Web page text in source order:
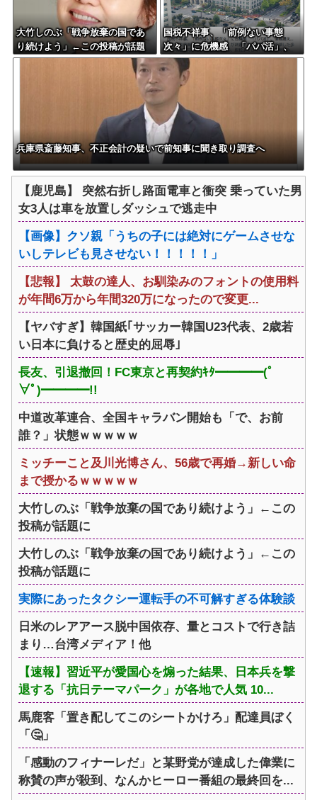
大竹しのぶ「戦争放棄の国であ
り続けよう」←この投稿が話題
に
国税不祥事、「前例ない事態
次々」に危機感 「パパ活」、
情報漏えいも
兵庫県斎藤知事、不正会計の疑いで前知事に聞き取り調査へ
【鹿児島】 突然右折し路面電車と衝突 乗っていた男
女3人は車を放置しダッシュで逃走中
【画像】クソ親「うちの子には絶対にゲームさせな
いしテレビも見させない！！！！！」
【悲報】 太鼓の達人、お馴染みのフォントの使用料
が年間6万から年間320万になったので変更...
【ヤバすぎ】韓国紙｢サッカー韓国U23代表、2歳若
い日本に負けると歴史的屈辱｣
長友、引退撤回！FC東京と再契約ｷﾀ━━━━(ﾟ
∀ﾟ)━━━━!!
中道改革連合、全国キャラバン開始も「で、お前
誰？」状態ｗｗｗｗｗ
ミッチーこと及川光博さん、56歳で再婚→新しい命
まで授かるｗｗｗｗｗ
大竹しのぶ「戦争放棄の国であり続けよう」←この
投稿が話題に
大竹しのぶ「戦争放棄の国であり続けよう」←この
投稿が話題に
実際にあったタクシー運転手の不可解すぎる体験談
日米のレアアース脱中国依存、量とコストで行き詰
まり…台湾メディア！他
【速報】習近平が愛国心を煽った結果、日本兵を撃
退する「抗日テーマパーク」が各地で人気 10...
馬鹿客「置き配してこのシートかけろ」配達員ぼく
「🤔」
「感動のフィナーレだ」と某野党が達成した偉業に
称賛の声が殺到、なんかヒーロー番組の最終回を...